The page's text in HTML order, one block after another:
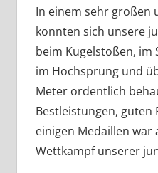
In einem sehr großen
konnten sich unsere
beim Kugelstoßen, im
im Hochsprung und
Meter ordentlich
Bestleistungen, guten
einigen Medaillen war
Wettkampf unserer